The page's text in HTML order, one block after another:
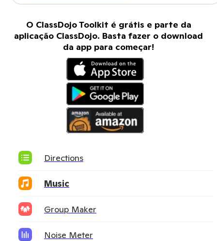
Directions
Music
Group Maker
Noise Meter
O ClassDojo Toolkit é grátis e parte da
aplicação ClassDojo. Basta fazer o download
da app para começar!